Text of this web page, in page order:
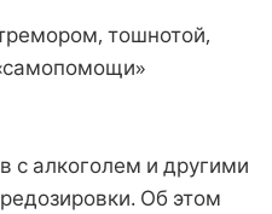
тошнотой,
с алкоголем и другими
Об этом